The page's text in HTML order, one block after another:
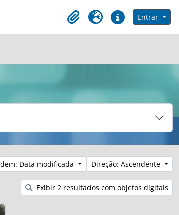
Clipboard
Idioma Ligações rápidas
Entrar
Data modificada
Direção: Ascendente
Exibir 2 resultados com objetos digitais